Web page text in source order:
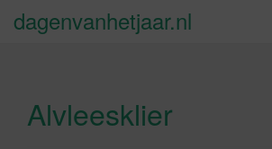
dagenvanhetjaar.nl
Alvleesklier